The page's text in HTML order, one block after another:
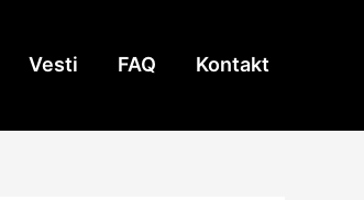
Vesti FAQ Kontakt